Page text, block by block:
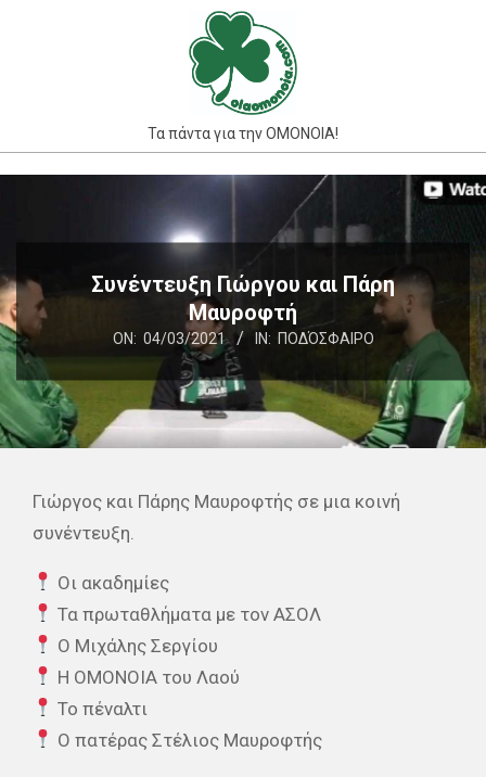
Τα πάντα για την ΟΜΟΝΟΙΑ!
Συνέντευξη Γιώργου και Πάρη
Μαυροφτή
ON: 04/03/2021 IN: ΠΟΔΌΣΦΑΙΡΟ
Γιώργος και Πάρης Μαυροφτής σε μια κοινή
συνέντευξη.
Οι ακαδημίες
Τα πρωταθλήματα με τον ΑΣΟΛ
Ο Μιχάλης Σεργίου
Η ΟΜΟΝΟΙΑ του Λαού
Το πέναλτι
Ο πατέρας Στέλιος Μαυροφτής